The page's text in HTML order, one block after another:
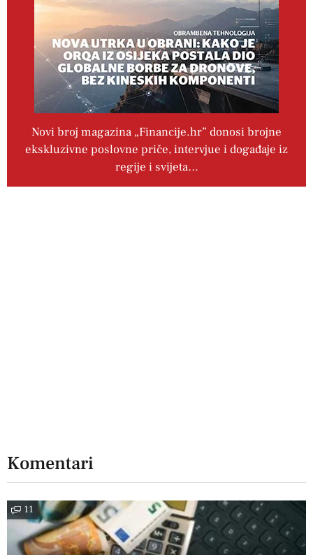
Novi broj magazina „Financije.hr” donosi brojne
ekskluzivne poslovne priče, intervjue i događaje iz
regije i svijeta…
Komentari
11